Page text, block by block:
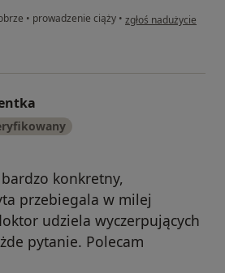
• prowadzenie ciąży • w opinii użytkownika
zgłoś nadużycie
konkretny,
przebiegala w milej
udziela wyczerpujących
pytanie. Polecam